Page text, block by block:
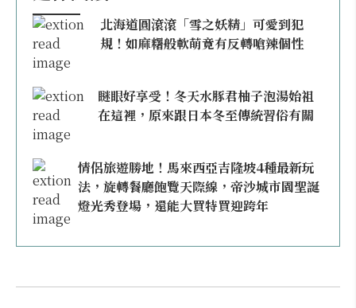
北海道圓滾滾「雪之妖精」可愛到犯
規！如麻糬般軟萌竟有反轉嗆辣個性
瞇眼好享受！冬天水豚君柚子泡湯始祖
在這裡，原來跟日本冬至傳統習俗有關
情侶旅遊勝地！馬來西亞吉隆坡4種最新玩
法，旋轉餐廳飽覽天際線，帝沙城市園聖誕
燈光秀登場，還能大買特買迎跨年